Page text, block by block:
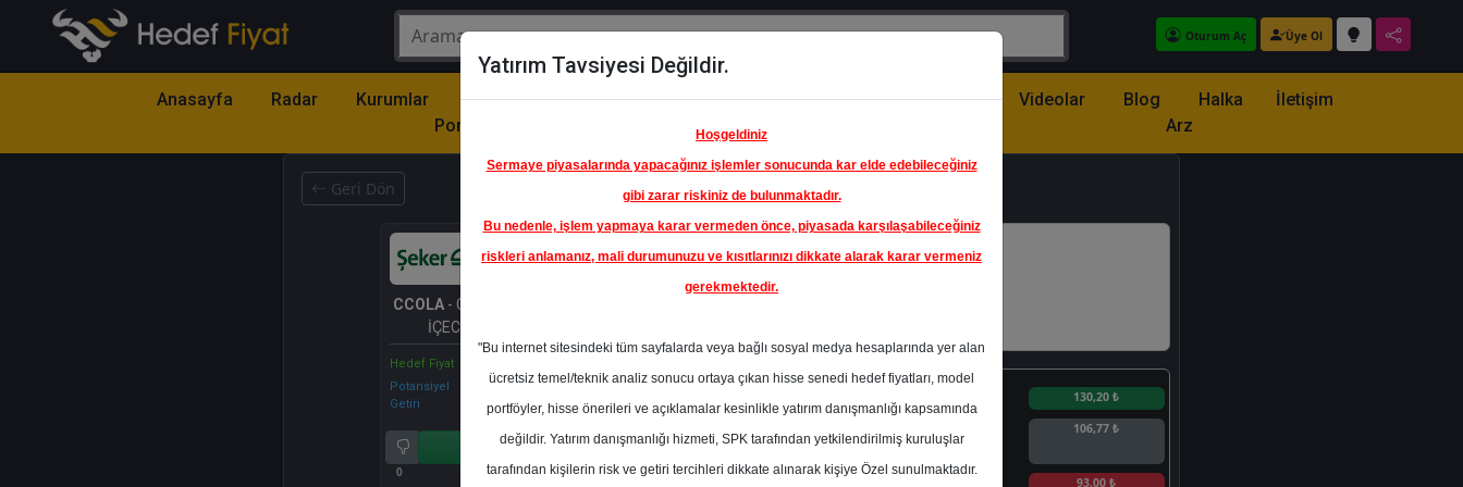
Oturum Aç Üye Ol
Anasayfa Radar Kurumlar
Model
Portföy
Hisse
Öne
Çıkanlar
Raporlar Partnerlerimiz Videolar Blog
Halka
Arz
İletişim
Geri Dön
CCOLA - COCA-COLA
İÇECEK A.Ş.
Hedef Fiyat
Potansiyel
Getiri
%0.00
0 3
En Yüksek Tahmin 130,20 ₺
Ortalama Fiyat
Tahmini
106,77 ₺
93,00 ₺
Yatırım Tavsiyesi Değildir.
Hoşgeldiniz
Sermaye piyasalarında yapacağınız işlemler sonucunda kar elde edebileceğiniz
gibi zarar riskiniz de bulunmaktadır.
Bu nedenle, işlem yapmaya karar vermeden önce, piyasada karşılaşabileceğiniz
riskleri anlamanız, mali durumunuzu ve kısıtlarınızı dikkate alarak karar vermeniz
gerekmektedir.
"Bu internet sitesindeki tüm sayfalarda veya bağlı sosyal medya hesaplarında yer alan
ücretsiz temel/teknik analiz sonucu ortaya çıkan hisse senedi hedef fiyatları, model
portföyler, hisse önerileri ve açıklamalar kesinlikle yatırım danışmanlığı kapsamında
değildir. Yatırım danışmanlığı hizmeti, SPK tarafından yetkilendirilmiş kuruluşlar
tarafından kişilerin risk ve getiri tercihleri dikkate alınarak kişiye Özel sunulmaktadır.